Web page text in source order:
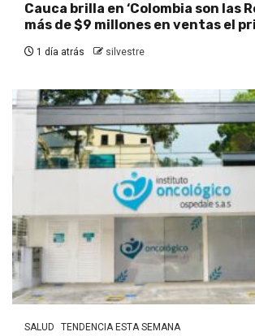
Cauca brilla en ‘Colombia son las
más de $9 millones en ventas el
1 día atrás silvestre
SALUD TENDENCIA ESTA SEMANA